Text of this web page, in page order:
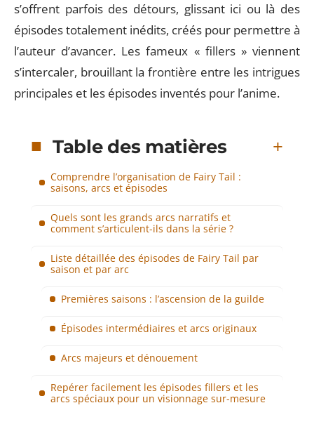
s’offrent parfois des détours, glissant ici ou là des
épisodes totalement inédits, créés pour permettre à
l’auteur d’avancer. Les fameux « fillers » viennent
s’intercaler, brouillant la frontière entre les intrigues
principales et les épisodes inventés pour l’anime.
Table des matières
Comprendre l’organisation de Fairy Tail :
saisons, arcs et épisodes
Quels sont les grands arcs narratifs et
comment s’articulent-ils dans la série ?
Liste détaillée des épisodes de Fairy Tail par
saison et par arc
Premières saisons : l’ascension de la guilde
Épisodes intermédiaires et arcs originaux
Arcs majeurs et dénouement
Repérer facilement les épisodes fillers et les
arcs spéciaux pour un visionnage sur-mesure